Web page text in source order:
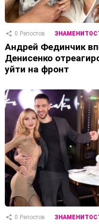
0 Репостов
Андрей Фединчик
Денисенко
уйти на фронт
0 Репостов